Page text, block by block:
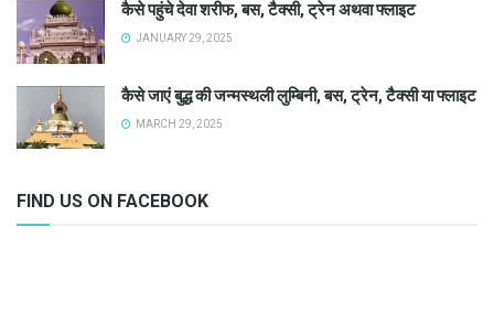
कैसे पहुंचे देवा शरीफ, बस, टैक्सी, ट्रेन अथवा फ्लाइट
JANUARY 29, 2025
कैसे जाएं बुद्ध की जन्मस्थली लुम्बिनी, बस, ट्रेन, टैक्सी या फ्लाइट
MARCH 29, 2025
FIND US ON FACEBOOK